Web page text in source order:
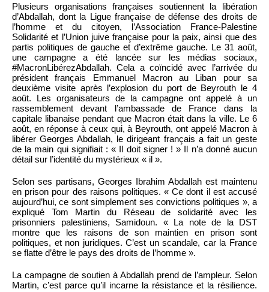
Plusieurs organisations françaises soutiennent la libération
d’Abdallah, dont la Ligue française de défense des droits de
l’homme et du citoyen, l’Association France-Palestine
Solidarité et l’Union juive française pour la paix, ainsi que des
partis politiques de gauche et d’extrême gauche. Le 31 août,
une campagne a été lancée sur les médias sociaux,
#MacronLibérezAbdallah. Cela a coïncidé avec l’arrivée du
président français Emmanuel Macron au Liban pour sa
deuxième visite après l’explosion du port de Beyrouth le 4
août. Les organisateurs de la campagne ont appelé à un
rassemblement devant l’ambassade de France dans la
capitale libanaise pendant que Macron était dans la ville. Le 6
août, en réponse à ceux qui, à Beyrouth, ont appelé Macron à
libérer Georges Abdallah, le dirigeant français a fait un geste
de la main qui signifiait : « Il doit signer ! » Il n’a donné aucun
détail sur l’identité du mystérieux « il ».
Selon ses partisans, Georges Ibrahim Abdallah est maintenu
en prison pour des raisons politiques. « Ce dont il est accusé
aujourd’hui, ce sont simplement ses convictions politiques », a
expliqué Tom Martin du Réseau de solidarité avec les
prisonniers palestiniens, Samidoun. « La note de la DST
montre que les raisons de son maintien en prison sont
politiques, et non juridiques. C’est un scandale, car la France
se flatte d’être le pays des droits de l’homme ».
La campagne de soutien à Abdallah prend de l’ampleur. Selon
Martin, c’est parce qu’il incarne la résistance et la résilience.